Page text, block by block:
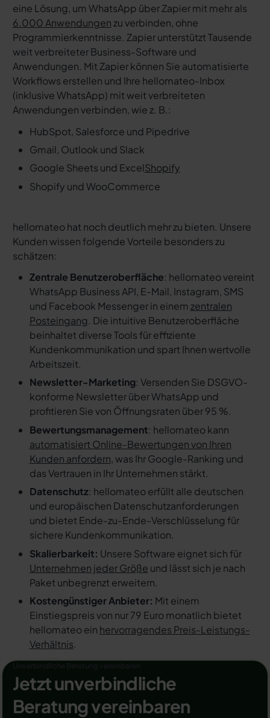
eine Lösung, um WhatsApp über Zapier mit mehr als
6.000 Anwendungenzu verbinden, ohne
Programmierkenntnisse. Zapier unterstützt Tausende
weit verbreiteter Business-Software und
Anwendungen. Mit Zapier können Sie automatisierte
Workflows erstellen und Ihre hellomateo-Inbox
(inklusive WhatsApp) mit weit verbreiteten
Anwendungen verbinden, wie z. B.:
HubSpot, Salesforce und Pipedrive
Gmail, Outlook und Slack
Google Sheets und ExcelShopify
Shopify und WooCommerce
hellomateo hat noch deutlich mehr zu bieten. Unsere
Kunden wissen folgende Vorteile besonders zu
schätzen:
Zentrale Benutzeroberfläche: hellomateo vereint
WhatsApp Business API, E-Mail, Instagram, SMS
und Facebook Messenger in einem zentralen
Posteingang. Die intuitive Benutzeroberfläche
beinhaltet diverse Tools für effiziente
Kundenkommunikation und spart Ihnen wertvolle
Arbeitszeit.
Newsletter-Marketing: Versenden Sie DSGVO-
konforme Newsletter über WhatsApp und
profitieren Sie von Öffnungsraten über 95 %.
Bewertungsmanagement: hellomateo kann
automatisiert Online-Bewertungen von Ihren
Kunden anfordern, was Ihr Google-Ranking und
das Vertrauen in Ihr Unternehmen stärkt.
Datenschutz: hellomateo erfüllt alle deutschen
und europäischen Datenschutzanforderungen
und bietet Ende-zu-Ende-Verschlüsselung für
sichere Kundenkommunikation.
Skalierbarkeit: Unsere Software eignet sich für
Unternehmen jeder Größe und lässt sich je nach
Paket unbegrenzt erweitern.
Kostengünstiger Anbieter: Mit einem
Einstiegspreis von nur 79 Euro monatlich bietet
hellomateo ein hervorragendes Preis-Leistungs-
Verhältnis.
Jetzt unverbindliche
Beratung vereinbaren